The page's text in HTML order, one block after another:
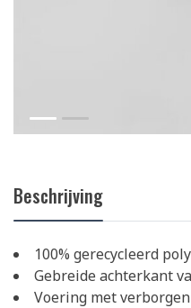
Beschrijving
100% gerecycleerd
Gebreide achterkant
Voering met